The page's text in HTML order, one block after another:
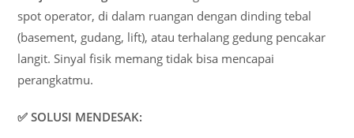
spot operator, di dalam ruangan dengan dinding tebal
(basement, gudang, lift), atau terhalang gedung pencakar
langit. Sinyal fisik memang tidak bisa mencapai
perangkatmu.
✅ SOLUSI MENDESAK: